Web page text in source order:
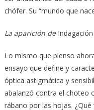
chófer. Su “mundo que
La aparición de
Lo mismo que pienso
ensayo que define y
óptica astigmática y
abalanzó contra el choteo
rábano por las hojas.